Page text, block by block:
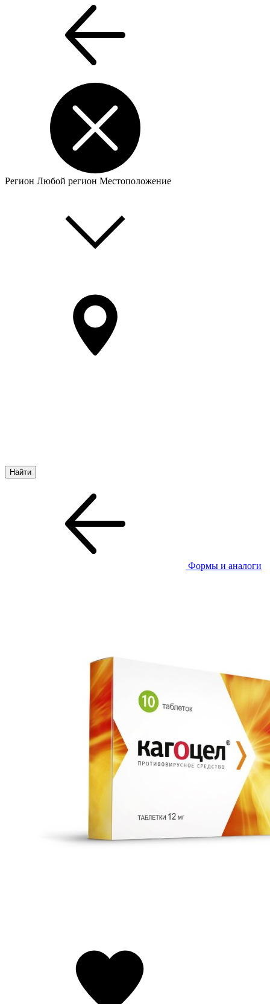
Регион Любой регион Местоположение
Формы и аналоги